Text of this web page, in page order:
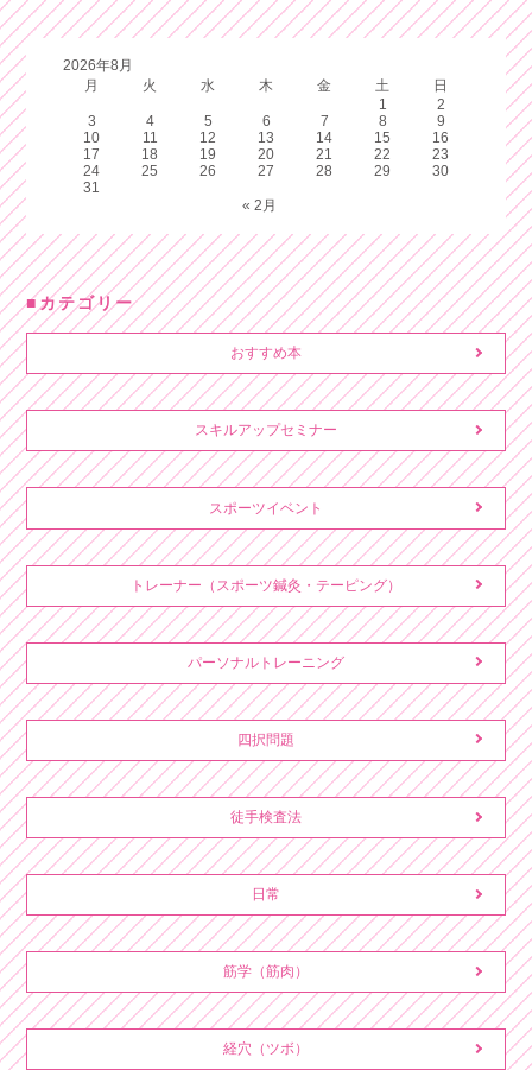
2026年8月
月
火 水 木 金 土
日
1
2
3
4 5 6 7 8
9
10
11 12 13 14 15
16
17
18 19 20 21 22
23
24
25 26 27 28 29
30
31
« 2月
カテゴリー
おすすめ本
スキルアップセミナー
スポーツイベント
トレーナー（スポーツ鍼灸・テーピング）
パーソナルトレーニング
四択問題
徒手検査法
日常
筋学（筋肉）
経穴（ツボ）